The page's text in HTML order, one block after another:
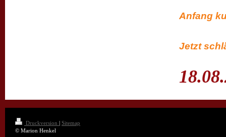
Anfang
Jetzt
Druckversion | Sitemap
© Marion Henkel